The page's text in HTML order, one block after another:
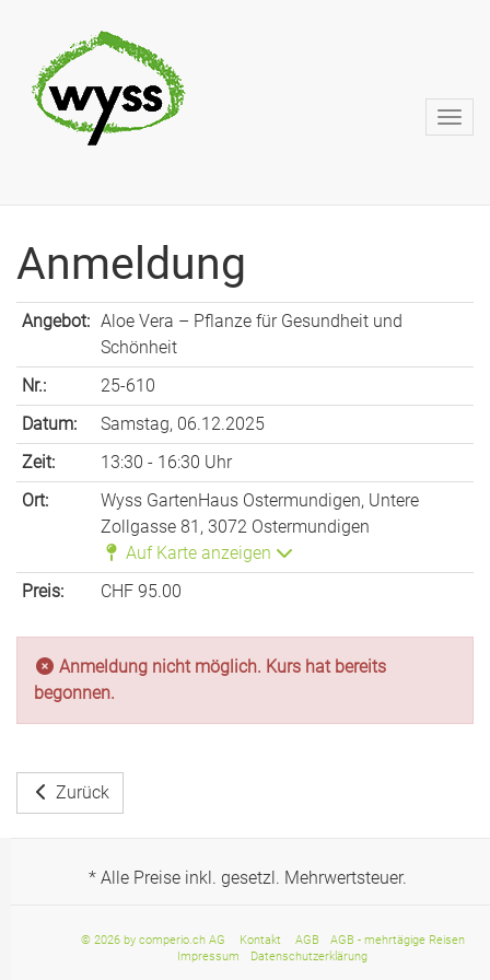
Anmeldung
Angebot: Aloe Vera – Pflanze für Gesundheit und
Schönheit
Nr.:
25-610
Datum:
Samstag, 06.12.2025
Zeit:
13:30 - 16:30 Uhr
Ort:
Wyss GartenHaus Ostermundigen, Untere
Zollgasse 81, 3072 Ostermundigen
Auf Karte anzeigen
Preis:
CHF 95.00
Anmeldung nicht möglich. Kurs hat bereits
begonnen.
Zurück
* Alle Preise inkl. gesetzl. Mehrwertsteuer.
© 2026 by comperio.ch AG Kontakt AGB
AGB - mehrtägige Reisen
Impressum
Datenschutzerklärung